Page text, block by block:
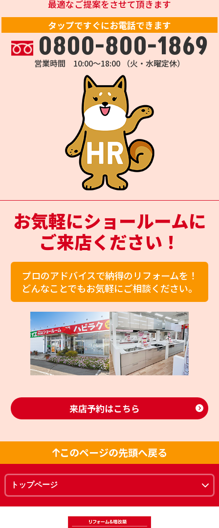
最適なご提案をさせて頂きます
タップですぐにお電話できます
0800-800-1869
営業時間 10:00～18:00 （火・水曜定休）
お気軽にショールームに
ご来店ください！
プロのアドバイスで納得のリフォームを！
どんなことでもお気軽にご相談ください。
来店予約はこちら
このページの先頭へ戻る